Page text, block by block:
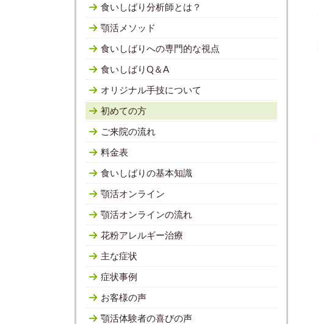
食いしばり分析師とは？
顎活メソッド
食いしばりへの専門的な視点
食いしばりQ＆A
オリジナル手技について
初めての方
ご来院の流れ
料金表
食いしばりの基本知識
顎活オンライン
顎活オンラインの流れ
花粉アレルギー治療
主な症状
症状事例
お客様の声
顎活体験者の喜びの声